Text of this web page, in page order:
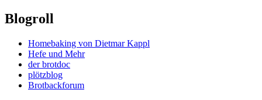
Blogroll
Homebaking von Dietmar Kappl
Hefe und Mehr
der brotdoc
plötzblog
Brotbackforum